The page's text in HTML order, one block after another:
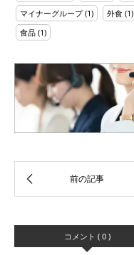
マイナーグループ(1) 外食 (1)
食品 (1)
コメント ( 0 )